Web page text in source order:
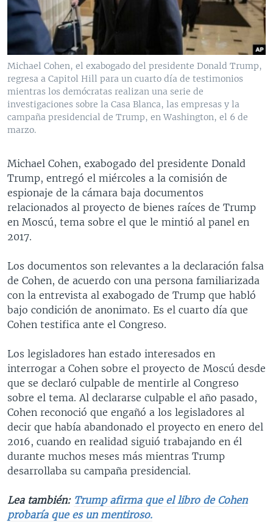
VENEZUELA
BRASIL
NICARAGUA
ECONOMÍA
ENTRETENIMIENTO Y CULTURA
TECNOLOGÍA
DEPORTES
CIENCIA Y SALUD
MULTIMEDIA
VIDEOS
FOTOGRAFÍA
AUDIOS
PROGRAMAS TV
EL MUNDO AL DÍA
FORO INTERAMERICANO
LAS CLAVES
RADIO
AVANCE INFORMATIVO
AUDIONOTICIAS
BUENOS DÍAS AMÉRICA
EL MUNDO AL DÍA [RADIO]
FORO [RADIO]
DEPORTIVO INTERNACIONAL
NOTA ECONÓMICA
DIRECT
DOCUMENTALES DE LA VOA
Learning English
SÍGANOS
Idiomas
Michael Cohen, el exabogado del presidente Donald Trump,
regresa a Capitol Hill para un cuarto día de testimonios
mientras los demócratas realizan una serie de
investigaciones sobre la Casa Blanca, las empresas y la
campaña presidencial de Trump, en Washington, el 6 de
marzo.
Michael Cohen, exabogado del presidente Donald
Trump, entregó el miércoles a la comisión de
espionaje de la cámara baja documentos
relacionados al proyecto de bienes raíces de Trump
en Moscú, tema sobre el que le mintió al panel en
2017.
Los documentos son relevantes a la declaración falsa
de Cohen, de acuerdo con una persona familiarizada
con la entrevista al exabogado de Trump que habló
bajo condición de anonimato. Es el cuarto día que
Cohen testifica ante el Congreso.
Los legisladores han estado interesados en
interrogar a Cohen sobre el proyecto de Moscú desde
que se declaró culpable de mentirle al Congreso
sobre el tema. Al declararse culpable el año pasado,
Cohen reconoció que engañó a los legisladores al
decir que había abandonado el proyecto en enero del
2016, cuando en realidad siguió trabajando en él
durante muchos meses más mientras Trump
desarrollaba su campaña presidencial.
Lea también: Trump afirma que el libro de Cohen
probaría que es un mentiroso.